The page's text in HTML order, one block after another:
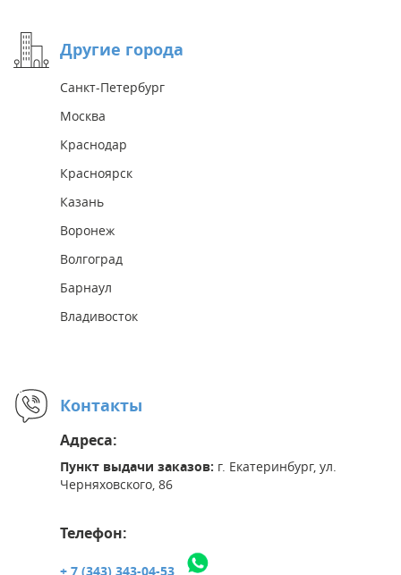
Другие города
Санкт-Петербург
Москва
Краснодар
Красноярск
Казань
Воронеж
Волгоград
Барнаул
Владивосток
Контакты
Адреса:
Пункт выдачи заказов: г. Екатеринбург, ул.
Черняховского, 86
Телефон:
+ 7 (343) 343-04-53